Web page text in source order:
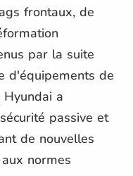
frontaux, de
par la suite
d'équipements de
a
passive et
de nouvelles
normes